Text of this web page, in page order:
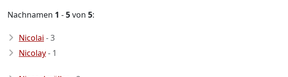
Nachnamen 1 -5von 5:
Nicolai - 3
Nicolay- 1